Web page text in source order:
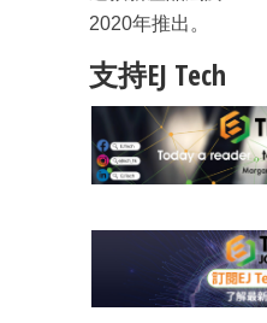
2020年推出。
支持EJ Tech